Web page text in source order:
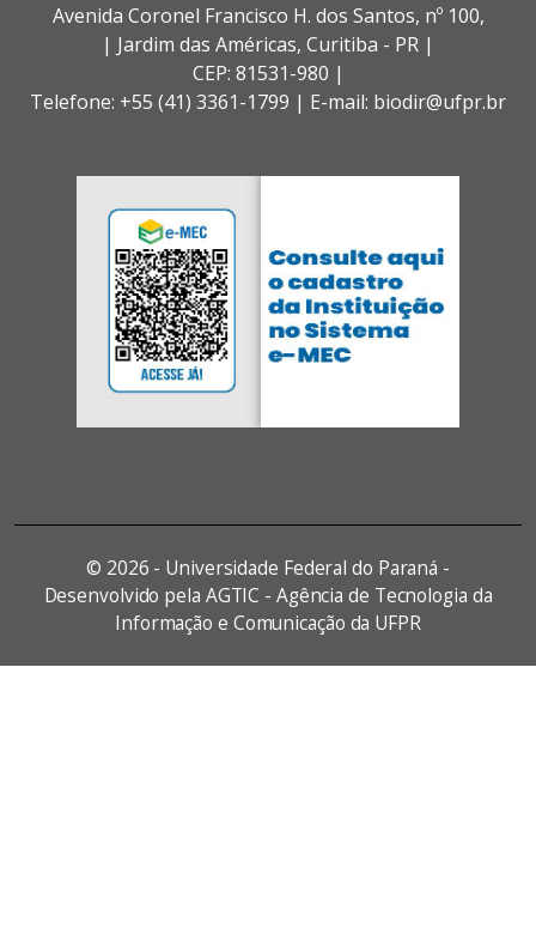
Avenida Coronel Francisco H. dos Santos, nº 100,
| Jardim das Américas, Curitiba - PR |
CEP: 81531-980 |
Telefone: +55 (41) 3361-1799 | E-mail: biodir@ufpr.br
© 2026 - Universidade Federal do Paraná -
Desenvolvido pela AGTIC - Agência de Tecnologia da
Informação e Comunicação da UFPR